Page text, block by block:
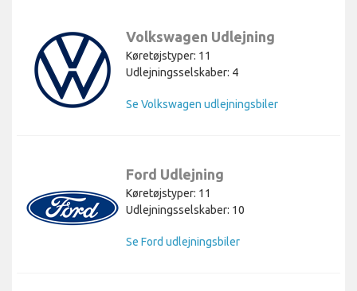
Volkswagen Udlejning
Køretøjstyper: 11
Udlejningsselskaber: 4
Se Volkswagen udlejningsbiler
Ford Udlejning
Køretøjstyper: 11
Udlejningsselskaber: 10
Se Ford udlejningsbiler